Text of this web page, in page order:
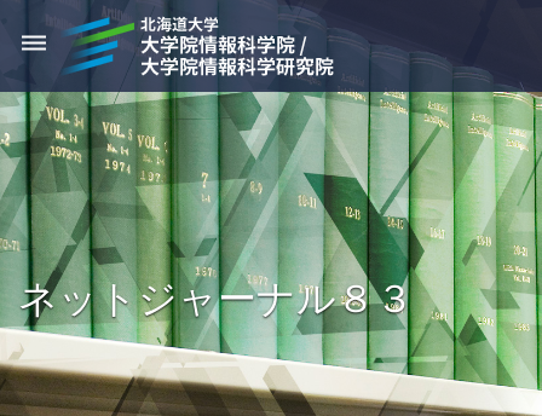
dehaze
ネットジャーナル８３